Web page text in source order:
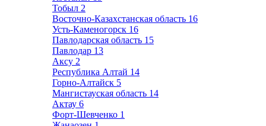
Тобыл 2
Восточно-Казахстанская область 16
Усть-Каменогорск 16
Павлодарская область 15
Павлодар 13
Аксу 2
Республика Алтай 14
Горно-Алтайск 5
Мангистауская область 14
Актау 6
Форт-Шевченко 1